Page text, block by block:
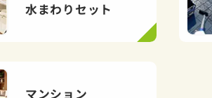
水まわりセット
マンション